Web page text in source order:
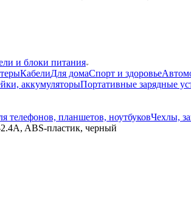
и блоки питания
КабелиДля домаСпорт и здоровье
аккумуляторыПортативные зарядные
телефонов, планшетов, ноутбуковЧехлы,
ABS-пластик, черный